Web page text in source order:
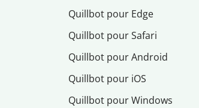
Quillbot pour Edge
Quillbot pour Safari
Quillbot pour Android
Quillbot pour iOS
Quillbot pour Windows